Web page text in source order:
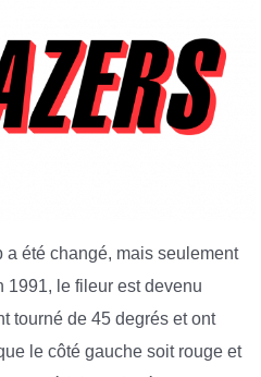
été changé, mais seulement
1991, le fileur est devenu
tourné de 45 degrés et ont
le côté gauche soit rouge et